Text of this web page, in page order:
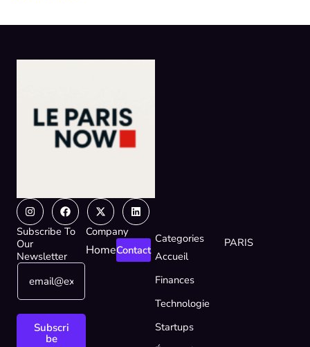
InstagramFacebook
X-
twitter
Linkedin
Subscribe To
Our
Newsletter
E
a
E
a
Subscri
be
Company
HomeContact
Categories
Accueil
Finances
Technologie
Startups
PARIS